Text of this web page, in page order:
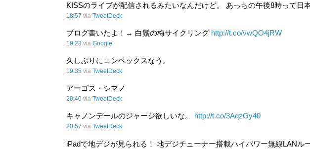
KISSのライブが配信されるみたいなんだけど。 あっちの午後8時って日
18:57 via TweetDeck
ブログ書いたよ！→ 白鬚の梅サイクリング http://t.co/vwQO4jRW
19:23 via Google
久しぶりにコンペックスなう。
19:35 via TweetDeck
アーゴス・シマノ
20:40 via TweetDeck
キャノンデールのジャージ欲しいな。 http://t.co/3AqzGy40
20:57 via TweetDeck
iPadで地デジが見られる！ 地デジチューナー搭載ハイパワー無線LAN